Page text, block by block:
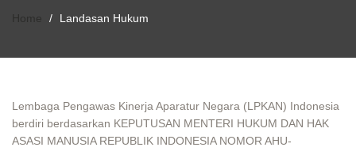
Home / Landasan Hukum
Lembaga Pengawas Kinerja Aparatur Negara (LPKAN) Indonesia
berdiri berdasarkan KEPUTUSAN MENTERI HUKUM DAN HAK
ASASI MANUSIA REPUBLIK INDONESIA NOMOR AHU-